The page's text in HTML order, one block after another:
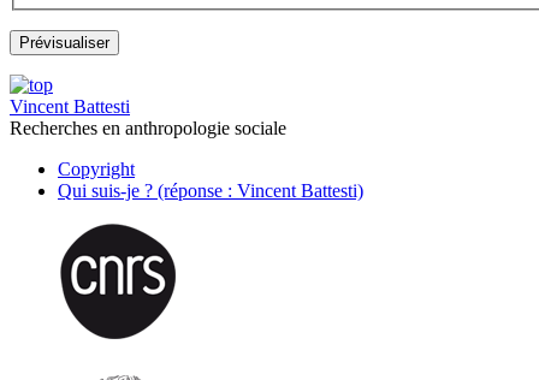
Vincent Battesti
Recherches en anthropologie sociale
Copyright
Qui suis-je ? (réponse : Vincent Battesti)